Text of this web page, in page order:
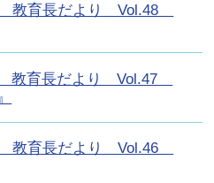
教育長だより Vol.48
教育長だより Vol.47
教育長だより Vol.46